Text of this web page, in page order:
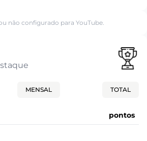
não configurado para YouTube.
MENSAL TOTAL
pontos